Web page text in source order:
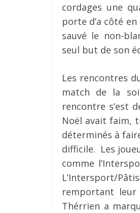
cordages une
porte d’a côté
sauvé le non-
seul but de son
Les rencontres
match de la
rencontre s’est
Noël avait faim,
déterminés à
difficile. Les
comme
L’Intersport/
remportant
Thérrien a